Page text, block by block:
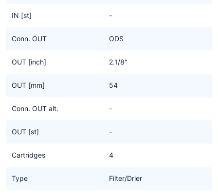
koudemiddelen. Echter, gebruik je R290, dan moet je een
zuigfilter gaat.
Filterhuizen zonder bovengenoemde toevoegingen zijn geschikt
IN [st] -
Conn. OUT ODS
OUT [inch] 2.1/8"
OUT [mm] 54
Conn. OUT alt. -
OUT [st] -
Cartridges 4
Type Filter/Drier